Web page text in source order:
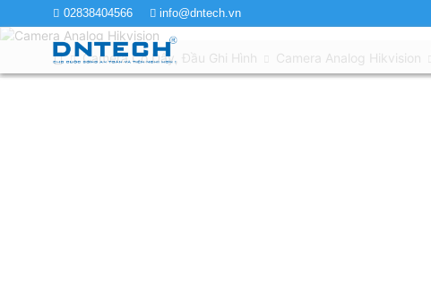
02838404566 info@dntech.vn
Camera Có Dây, Đầu Ghi Hình Camera Analog Hikvision